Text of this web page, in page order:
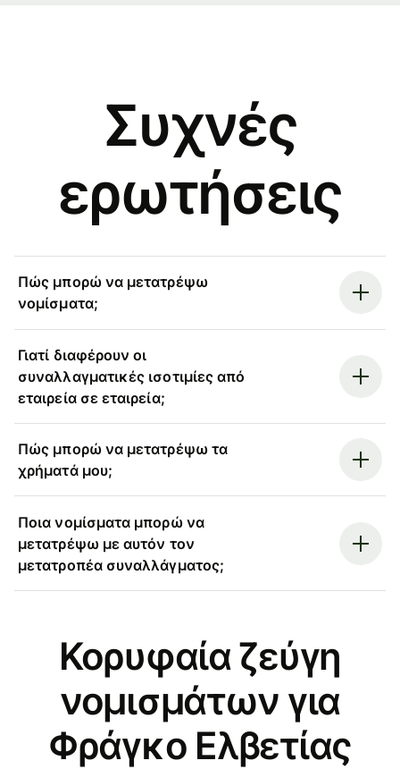
Συχνές
ερωτήσεις
Πώς μπορώ να μετατρέψω
νομίσματα;
Γιατί διαφέρουν οι
συναλλαγματικές ισοτιμίες από
εταιρεία σε εταιρεία;
Πώς μπορώ να μετατρέψω τα
χρήματά μου;
Ποια νομίσματα μπορώ να
μετατρέψω με αυτόν τον
μετατροπέα συναλλάγματος;
Κορυφαία ζεύγη
νομισμάτων για
Φράγκο Ελβετίας